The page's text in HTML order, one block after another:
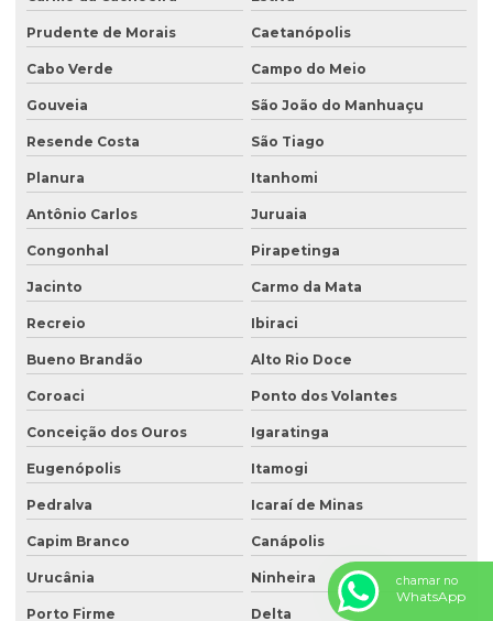
Prudente de Morais Caetanópolis
Cabo Verde Campo do Meio
Gouveia São João do Manhuaçu
Resende Costa São Tiago
Planura Itanhomi
Antônio Carlos Juruaia
Congonhal Pirapetinga
Jacinto Carmo da Mata
Recreio Ibiraci
Bueno Brandão Alto Rio Doce
Coroaci Ponto dos Volantes
Conceição dos Ouros Igaratinga
Eugenópolis Itamogi
Pedralva Icaraí de Minas
Capim Branco Canápolis
Urucânia Ninheira
Porto Firme Delta
chamar no
WhatsApp